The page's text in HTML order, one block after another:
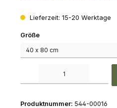
Lieferzeit: 15-20 Werktage
Größeauswählen
Produktnummer: 544-00016